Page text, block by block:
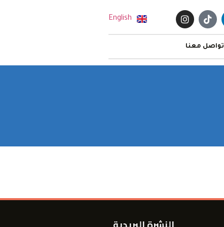
English
تواصل معنا